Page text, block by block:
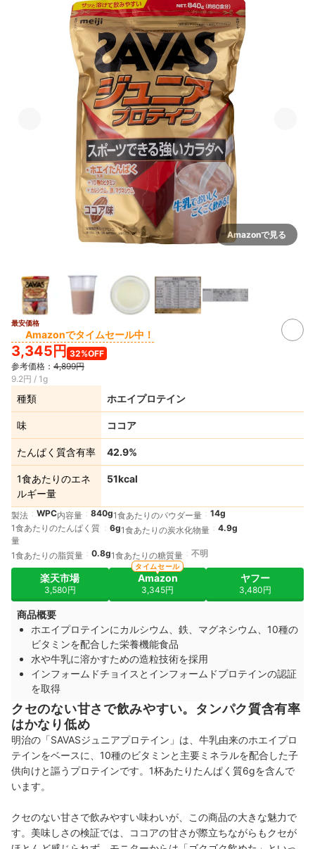
Amazonで見る
最安価格
Amazonでタイムセール中！
3,345円 32%OFF
参考価格： 4,899円
9.2円 / 1g
種類 ホエイプロテイン
味 ココア
たんぱく質含有率 42.9%
1食あたりのエネ
ルギー量
51kcal
製法 WPC内容量 840g1食あたりのパウダー量
14g
1食あたりのたんぱく質
量
6g1食あたりの炭水化物量 4.9g
1食あたりの脂質量 0.8g1食あたりの糖質量 不明
楽天市場
3,580円
Amazon
3,345円
タイムセール
ヤフー
3,480円
商品概要
ホエイプロテインにカルシウム、鉄、マグネシウム、10種の
ビタミンを配合した栄養機能食品
水や牛乳に溶かすための造粒技術を採用
インフォームドチョイスとインフォームドプロテインの認証
を取得
クセのない甘さで飲みやすい。タンパク質含有率
はかなり低め
明治の「SAVASジュニアプロテイン」は、牛乳由来のホエイプロ
テインをベースに、10種のビタミンと主要ミネラルを配合した子
供向けと謳うプロテインです。1杯あたりたんぱく質6gを含んで
います。
クセのない甘さで飲みやすい味わいが、この商品の大きな魅力で
す。美味しさの検証では、ココアの甘さが際立ちながらもクセが